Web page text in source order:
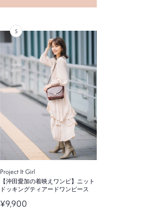
Project It Girl
【沖田愛加の着映えワンピ】ニット
ドッキングティアードワンピース
¥9,900